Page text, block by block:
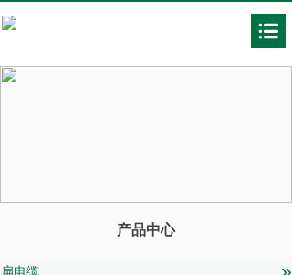
产品中心
扁电缆